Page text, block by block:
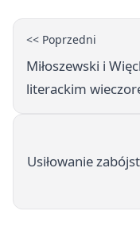
<< Poprzedni
Miłoszewski i
literackim
Usiłowanie